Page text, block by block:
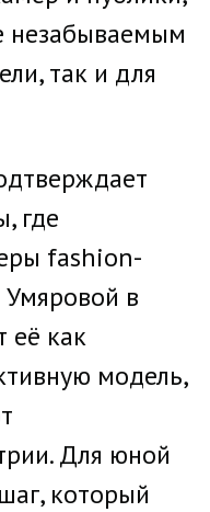
незабываемым
так и для
где
fashion-
в
её как
модель,
Для юной
который